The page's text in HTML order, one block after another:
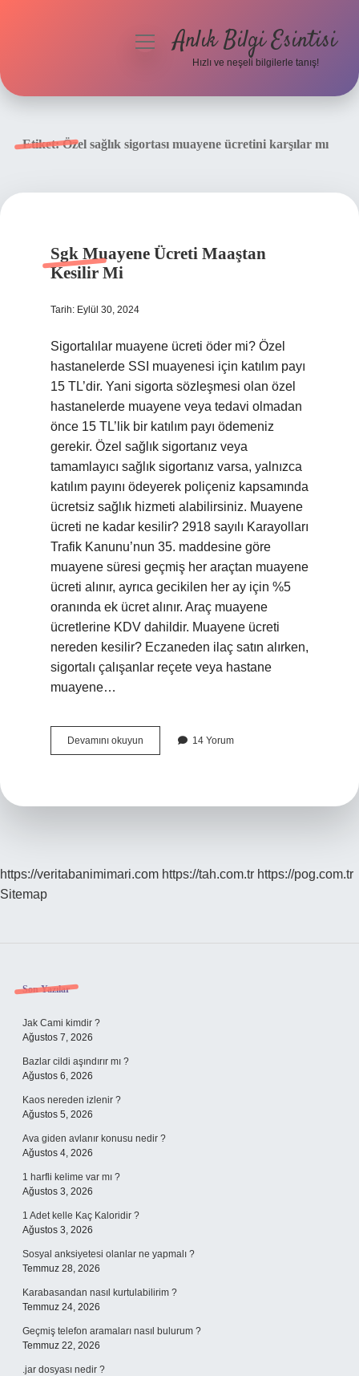
menüyüAnlık Bilgi Esintisi
Hızlı ve neşeli bilgilerle tanış!
Etiket:Özel sağlık sigortası muayene ücretini karşılar mı
Sgk Muayene Ücreti Maaştan
Kesilir Mi
Tarih: Eylül 30, 2024
Sigortalılar muayene ücreti öder mi? Özel
hastanelerde SSI muayenesi için katılım payı
15 TL’dir. Yani sigorta sözleşmesi olan özel
hastanelerde muayene veya tedavi olmadan
önce 15 TL’lik bir katılım payı ödemeniz
gerekir. Özel sağlık sigortanız veya
tamamlayıcı sağlık sigortanız varsa, yalnızca
katılım payını ödeyerek poliçeniz kapsamında
ücretsiz sağlık hizmeti alabilirsiniz. Muayene
ücreti ne kadar kesilir? 2918 sayılı Karayolları
Trafik Kanunu’nun 35. maddesine göre
muayene süresi geçmiş her araçtan muayene
ücreti alınır, ayrıca gecikilen her ay için %5
oranında ek ücret alınır. Araç muayene
ücretlerine KDV dahildir. Muayene ücreti
nereden kesilir? Eczaneden ilaç satın alırken,
sigortalı çalışanlar reçete veya hastane
muayene…
Devamını okuyun
Muayene
14 Yorum
https://veritabanimimari.com https://tah.com.tr https://pog.com.tr
Sitemap
Sidebar
Son Yazılar
Jak Cami kimdir ?
Ağustos 7, 2026
Bazlar cildi aşındırır mı ?
Ağustos 6, 2026
Kaos nereden izlenir ?
Ağustos 5, 2026
Ava giden avlanır konusu nedir ?
Ağustos 4, 2026
1 harfli kelime var mı ?
Ağustos 3, 2026
1 Adet kelle Kaç Kaloridir ?
Ağustos 3, 2026
Sosyal anksiyetesi olanlar ne yapmalı ?
Temmuz 28, 2026
Karabasandan nasıl kurtulabilirim ?
Temmuz 24, 2026
Geçmiş telefon aramaları nasıl bulurum ?
Temmuz 22, 2026
.jar dosyası nedir ?